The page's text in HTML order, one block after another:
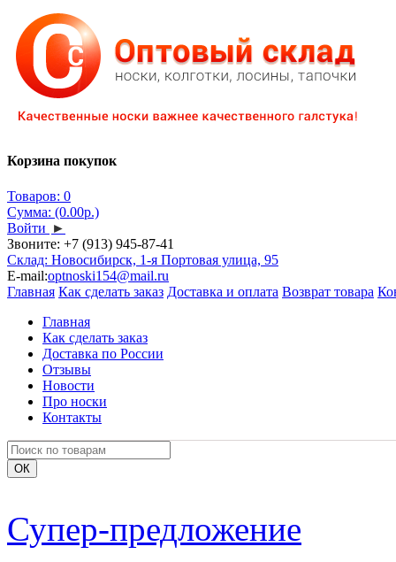
Корзина покупок
Товаров: 0
Сумма: (0.00р.)
Войти ►
Звоните: +7 (913) 945-87-41
Склад: Новосибирск, 1-я Портовая улица, 95
E-mail:optnoski154@mail.ru
Главная Как сделать заказ Доставка и оплата Возврат товара
Главная
Как сделать заказ
Доставка по России
Отзывы
Новости
Про носки
Контакты
Супер-предложение